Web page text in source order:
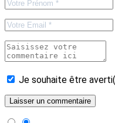
Je souhaite être